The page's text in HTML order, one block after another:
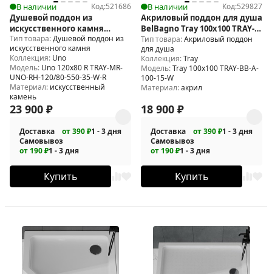
В наличии Код:521686
Душевой поддон из
искусственного камня
BelBagno Uno 120x80 R TRAY-
MR-UNO-RH-120/80-550-35-W-R
Тип товара:Душевой поддон из
искусственного камня
Коллекция: Uno
Модель: Uno 120x80 R TRAY-MR-
UNO-RH-120/80-550-35-W-R
Материал: искусственный
камень
23 900 ₽
Доставка от 390 ₽1 - 3 дня
Самовывоз
от 190 ₽1 - 3 дня
Купить
В наличии Код:529827
Акриловый поддон для душа
BelBagno Tray 100x100 TRAY-
BB-A-100-15-W
Тип товара:Акриловый поддон
для душа
Коллекция:Tray
Модель:Tray 100x100 TRAY-BB-A-
100-15-W
Материал:акрил
18 900 ₽
Доставка от 390 ₽1 - 3 дня
Самовывоз
от 190 ₽1 - 3 дня
Купить